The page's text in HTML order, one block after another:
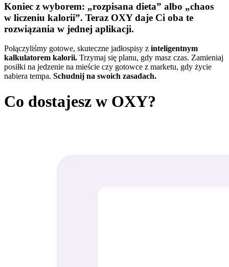
Koniec z wyborem: „rozpisana dieta” albo „chaos
w liczeniu kalorii”. Teraz OXY daje Ci oba te
rozwiązania w jednej aplikacji.
Połączyliśmy gotowe, skuteczne jadłospisy z inteligentnym
kalkulatorem kalorii. Trzymaj się planu, gdy masz czas. Zamieniaj
posiłki na jedzenie na mieście czy gotowce z marketu, gdy życie
nabiera tempa. Schudnij na swoich zasadach.
Co dostajesz w OXY?